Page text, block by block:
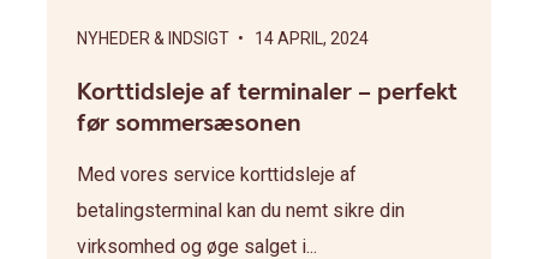
NYHEDER & INDSIGT • 14 APRIL, 2024
Korttidsleje af terminaler – perfekt
før sommersæsonen
Med vores service korttidsleje af
betalingsterminal kan du nemt sikre din
virksomhed og øge salget i...